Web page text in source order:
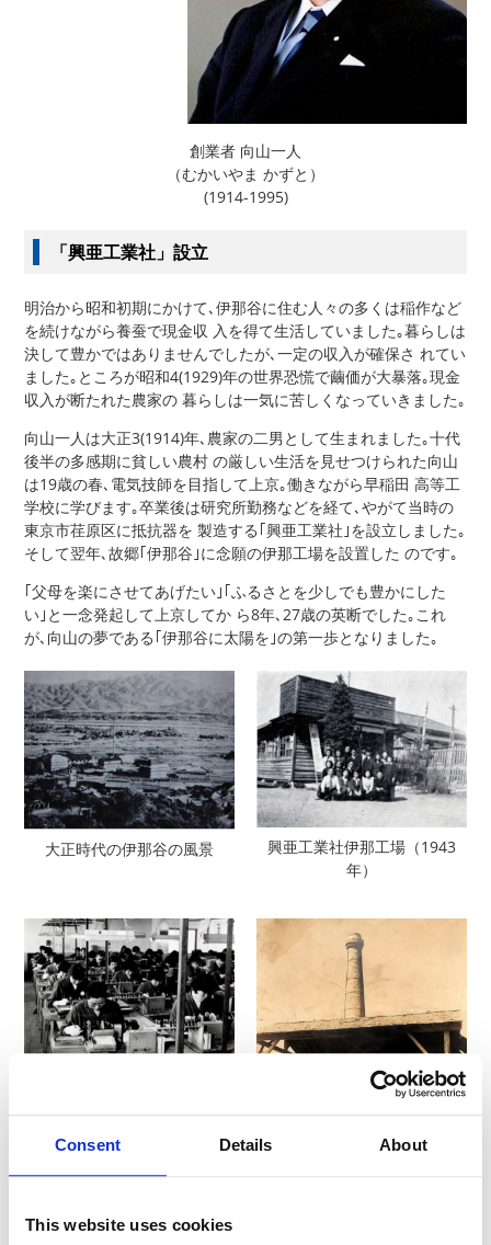
Consent Details About
This website uses cookies
創業者 向山一人
（むかいやま かずと）
(1914-1995)
「興亜工業社」設立
明治から昭和初期にかけて､伊那谷に住む人々の多くは稲作など
を続けながら養蚕で現金収 入を得て生活していました｡暮らしは
決して豊かではありませんでしたが､一定の収入が確保さ れてい
ました｡ところが昭和4(1929)年の世界恐慌で繭価が大暴落｡現金
収入が断たれた農家の 暮らしは一気に苦しくなっていきました｡
向山一人は大正3(1914)年､農家の二男として生まれました｡十代
後半の多感期に貧しい農村 の厳しい生活を見せつけられた向山
は19歳の春､電気技師を目指して上京｡働きながら早稲田 高等工
学校に学びます｡卒業後は研究所勤務などを経て､やがて当時の
東京市荏原区に抵抗器を 製造する｢興亜工業社｣を設立しました｡
そして翌年､故郷｢伊那谷｣に念願の伊那工場を設置した のです｡
｢父母を楽にさせてあげたい｣｢ふるさとを少しでも豊かにした
い｣と一念発起して上京してか ら8年､27歳の英断でした｡これ
が､向山の夢である｢伊那谷に太陽を｣の第一歩となりました｡
大正時代の伊那谷の風景
興亜工業社伊那工場（1943
年）